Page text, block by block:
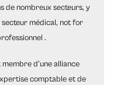
de nombreux secteurs, y
médical, not for
.
membre d'une alliance
comptable et de